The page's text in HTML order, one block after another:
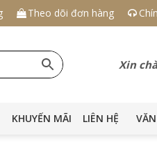
Theo dõi đơn hàng
Xin
KHUYẾN MÃI LIÊN HỆ